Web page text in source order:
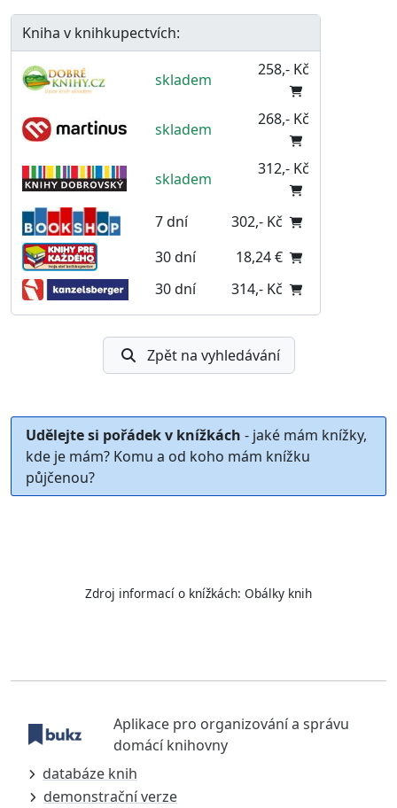
Kniha v knihkupectvích:
skladem
258,- Kč
skladem
268,- Kč
skladem
312,- Kč
7 dní
302,- Kč
30 dní
18,24 €
30 dní
314,- Kč
Zpět na vyhledávání
Udělejte si pořádek v knížkách - jaké mám knížky,
kde je mám? Komu a od koho mám knížku
půjčenou?
Zdroj informací o knížkách: Obálky knih
Aplikace pro organizování a správu
domácí knihovny
databáze knih
demonstrační verze